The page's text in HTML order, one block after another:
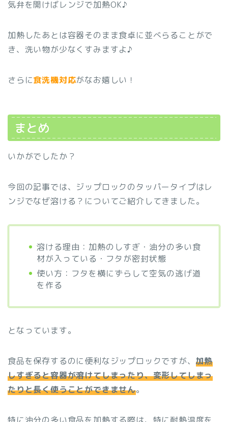
気弁を開けばレンジで加熱OK♪
加熱したあとは容器そのまま食卓に並べらることがで
き、洗い物が少なくすみますよ♪
さらに食洗機対応がなお嬉しい！
まとめ
いかがでしたか？
今回の記事では、ジップロックのタッパータイプはレ
ンジでなぜ溶ける？についてご紹介してきました。
溶ける理由：加熱のしすぎ・油分の多い食
材が入っている・フタが密封状態
使い方：フタを横にずらして空気の逃げ道
を作る
となっています。
食品を保存するのに便利なジップロックですが、加熱
しすぎると容器が溶けてしまったり、変形してしまっ
たりと長く使うことができません。